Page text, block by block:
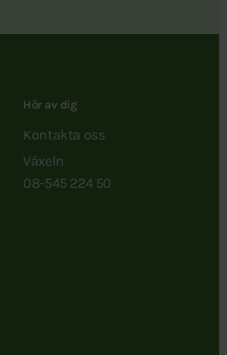
Hör av dig
Kontakta oss
Växeln
08-545 224 50